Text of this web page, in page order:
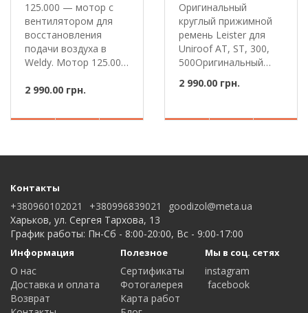
125.000 — мотор с
вентилятором для
восстановления
подачи воздуха в
Weldy. Мотор 125.000
2 990.00 грн.
Оригинальный
круглый прижимной
ремень Leister для
Uniroof AT, ST, 300,
500Оригинальный
2 990.00 грн.
Контакты
+380960102021 +380996839021
goodizol@meta.ua
Харьков, ул. Сергея Тархова, 13
График работы: Пн-Сб - 8:00-20:00, Вс - 9:00-17:00
Информация
О нас
Доставка и оплата
Возврат
Полезное
Сертификаты
Фотогалерея
Карта работ
Мы в соц. сетях
instagram
facebook